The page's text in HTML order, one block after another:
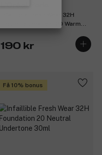
Infaillible Fresh Wear 32H
Liquid Foundation 120 Warm
190 kr
Få 10% bonus